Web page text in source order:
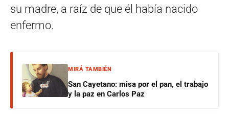
su madre, a raíz de que él había nacido
enfermo.
MIRÁ TAMBIÉN
San Cayetano: misa por el pan, el trabajo
y la paz en Carlos Paz